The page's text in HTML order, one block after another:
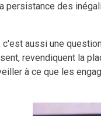
persistance des
aussi une
revendiquent la
à ce que les